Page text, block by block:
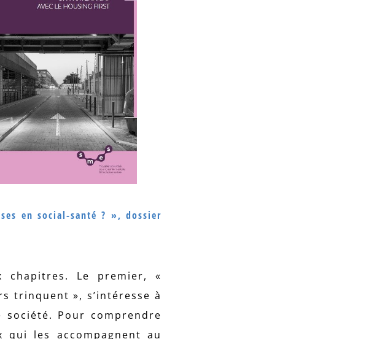
en social-santé ? », dossier
chapitres. Le premier, «
trinquent », s’intéresse à
Pour comprendre
les accompagnent au